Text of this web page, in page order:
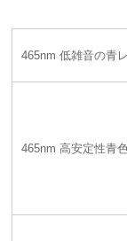
465nm 低雑音の青
465nm 高安定性青